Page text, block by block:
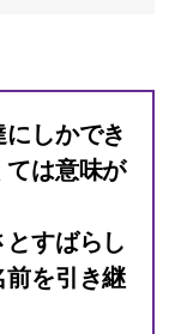
しかでき
は意味が
すばらし
を引き継